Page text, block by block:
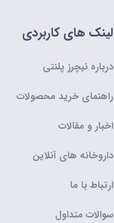
لینک های کاربردی
درباره نیچرز پلنتی
راهنمای خرید محصولات
اخبار و مقالات
داروخانه های آنلاین
ارتباط با ما
سوالات متداول